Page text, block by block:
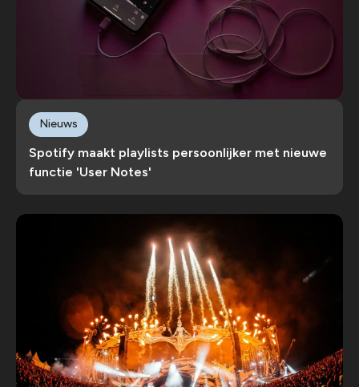
Spotify maakt playlists persoonlijker met nieuwe
functie 'User Notes'
Nieuws